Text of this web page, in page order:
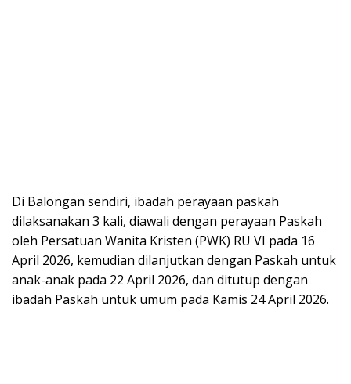
Di Balongan sendiri, ibadah perayaan paskah
dilaksanakan 3 kali, diawali dengan perayaan Paskah
oleh Persatuan Wanita Kristen (PWK) RU VI pada 16
April 2026, kemudian dilanjutkan dengan Paskah untuk
anak-anak pada 22 April 2026, dan ditutup dengan
ibadah Paskah untuk umum pada Kamis 24 April 2026.